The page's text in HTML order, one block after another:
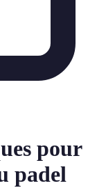
pour
padel